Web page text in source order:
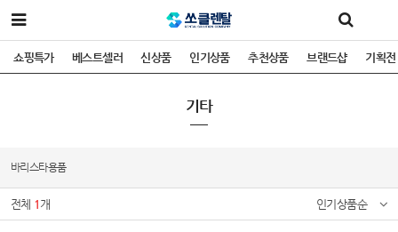
쇼핑특가 베스트셀러 신상품 인기상품 추천상품 브랜드샵 기획전
기타
바리스타용품
전체 1 개 인기상품순